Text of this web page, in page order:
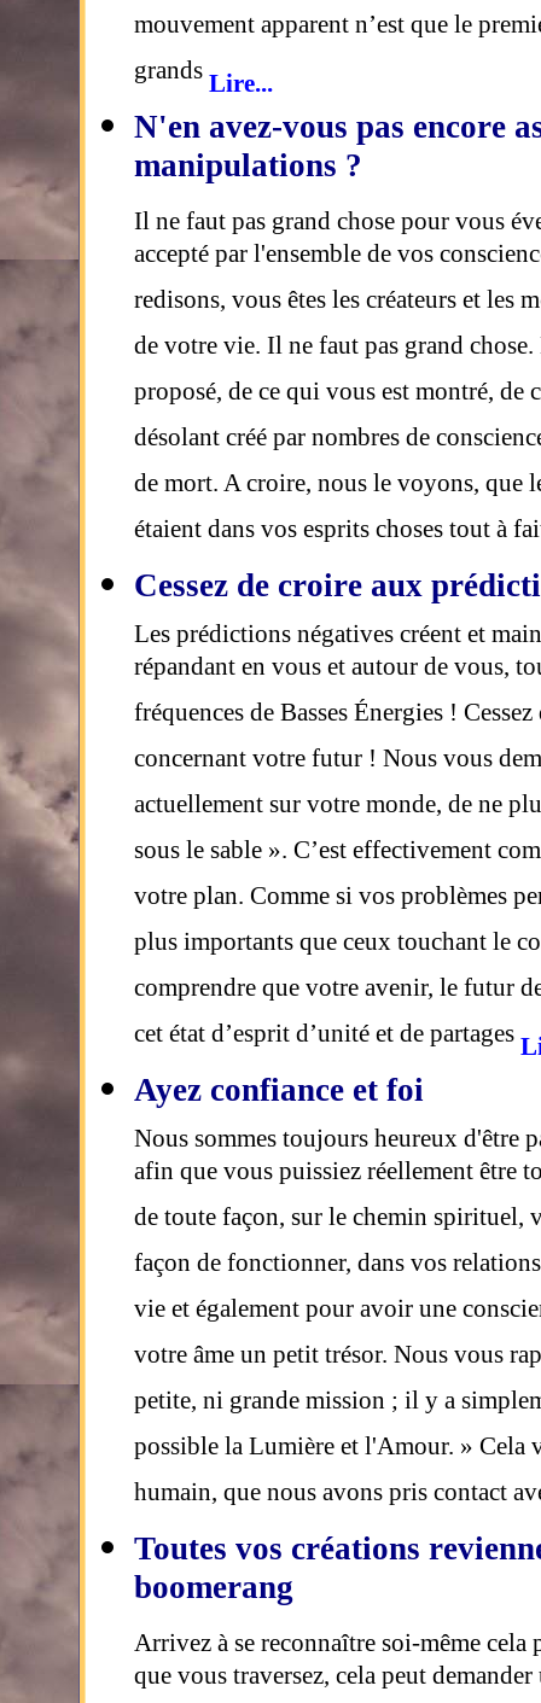
mouvement apparent n’est que le
grands Lire...
N'en avez-vous pas encore
manipulations ?
Il ne faut pas grand chose pour vous
accepté par l'ensemble de vos
redisons, vous êtes les créateurs et les
de votre vie. Il ne faut pas grand
proposé, de ce qui vous est montré,
désolant créé par nombres de
de mort. A croire, nous le voyons, que
étaient dans vos esprits choses tout à
Cessez de croire aux
Les prédictions négatives créent et
répandant en vous et autour de vous,
fréquences de Basses Énergies !
concernant votre futur ! Nous vous
actuellement sur votre monde, de ne
sous le sable ». C’est effectivement
votre plan. Comme si vos problèmes
plus importants que ceux touchant le
comprendre que votre avenir, le futur
cet état d’esprit d’unité et de partages
Ayez confiance et foi
Nous sommes toujours heureux d'être
afin que vous puissiez réellement être
de toute façon, sur le chemin spirituel,
façon de fonctionner, dans vos
vie et également pour avoir une
votre âme un petit trésor. Nous vous
petite, ni grande mission ; il y a
possible la Lumière et l'Amour. » Cela
humain, que nous avons pris contact
Toutes vos créations
boomerang
Arrivez à se reconnaître soi-même cela
que vous traversez, cela peut